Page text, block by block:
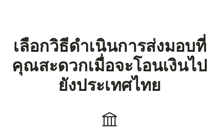
เลือกวิธีดำเนินการส่งมอบที่
คุณสะดวกเมื่อจะโอนเงินไป
ยังประเทศไทย